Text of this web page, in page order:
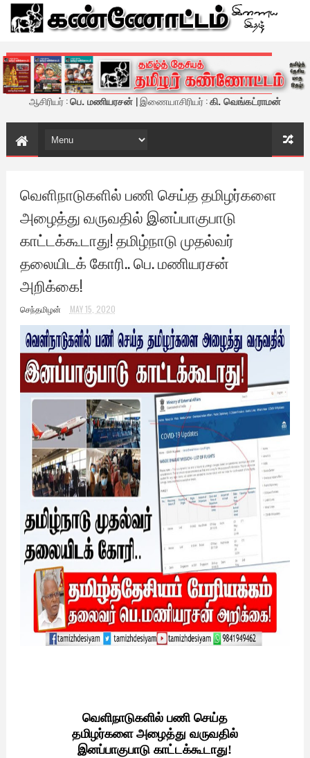
கண்ணோட்டம் - இணைய இதழ்
ஆசிரியர் :பெ. மணியரசன் | இணையாசிரியர் :கி. வெங்கட்ராமன்
வெளிநாடுகளில் பணி செய்த தமிழர்களை
அழைத்து வருவதில் இனப்பாகுபாடு
காட்டக்கூடாது! தமிழ்நாடு முதல்வர்
தலையிடக் கோரி.. பெ. மணியரசன்
அறிக்கை!
செந்தமிழன் MAY 15, 2020
வெளிநாடுகளில் பணி செய்த
தமிழர்களை அழைத்து வருவதில்
இனப்பாகுபாடு காட்டக்கூடாது!